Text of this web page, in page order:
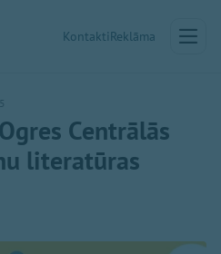
KontaktiReklāma
Centrālās
literatūras